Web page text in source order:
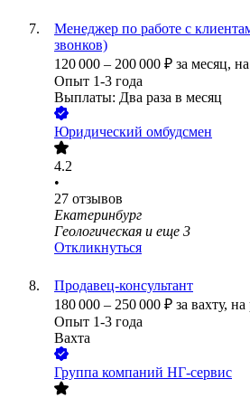
Менеджер по работе с
звонков)
120 000 – 200 000 ₽ за месяц,
Опыт 1-3 года
Выплаты: Два раза в месяц
Юридический омбудсмен
4.2
•
27 отзывов
Екатеринбург
Геологическая и еще 3
Откликнуться
Продавец-консультант
180 000 – 250 000 ₽ за вахту, на
Опыт 1-3 года
Вахта
Группа компаний НГ-сервис